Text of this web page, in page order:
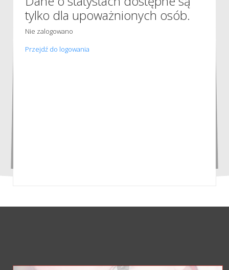
tylko dla upoważnionych osób.
Nie zalogowano
Przejdź do logowania